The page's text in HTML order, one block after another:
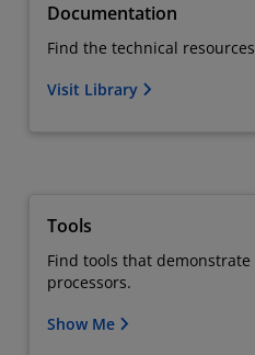
Documentation
Find the technical
Visit Library
Tools
Find tools that demonstrate
processors.
Show Me